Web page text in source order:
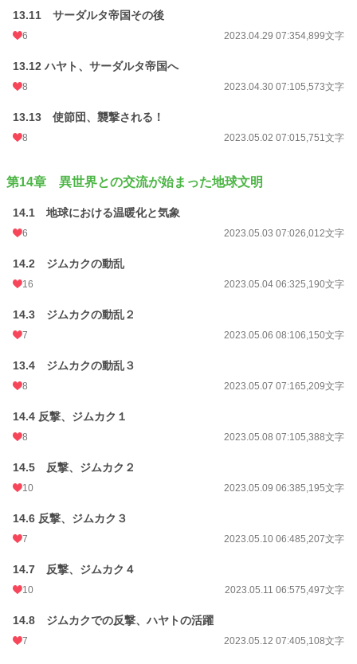
13.11 サーダルタ帝国その後
6 2023.04.29 07:354,899文字
13.12 ハヤト、サーダルタ帝国へ
8 2023.04.30 07:105,573文字
13.13 使節団、襲撃される！
8 2023.05.02 07:015,751文字
第14章 異世界との交流が始まった地球文明
14.1 地球における温暖化と気象
6 2023.05.03 07:026,012文字
14.2 ジムカクの動乱
16 2023.05.04 06:325,190文字
14.3 ジムカクの動乱２
7 2023.05.06 08:106,150文字
13.4 ジムカクの動乱３
8 2023.05.07 07:165,209文字
14.4 反撃、ジムカク１
8 2023.05.08 07:105,388文字
14.5 反撃、ジムカク２
10 2023.05.09 06:385,195文字
14.6 反撃、ジムカク３
7 2023.05.10 06:485,207文字
14.7 反撃、ジムカク４
10 2023.05.11 06:575,497文字
14.8 ジムカクでの反撃、ハヤトの活躍
7 2023.05.12 07:405,108文字